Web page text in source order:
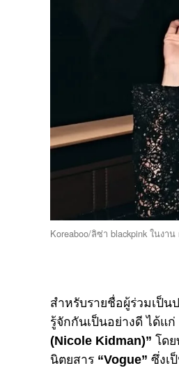
Koreaboo/ลิซ่า blackpink ในงา
สำหรับรายชื่อผู้ร่วมเป็
รู้จักกันเป็นอย่างดี ได้แก่
(Nicole Kidman)” โด
นิตยสาร “Vogue” ซึ่งเ